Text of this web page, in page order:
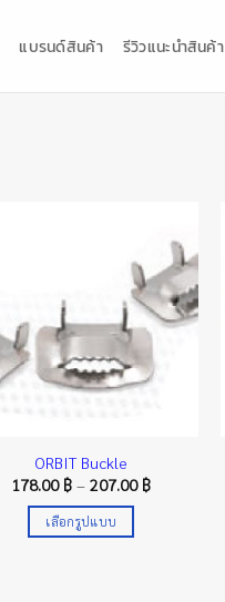
แบรนด์สินค้า รีวิวแนะนำสินค้า
ORBIT Buckle
178.00 ฿ – 207.00 ฿Price
เลือกรูปแบบ